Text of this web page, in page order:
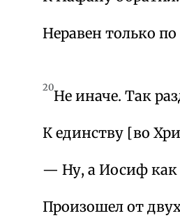
Неравен только
20Не иначе. Так
К единству [во
— Ну, а Иосиф как
Произошел от